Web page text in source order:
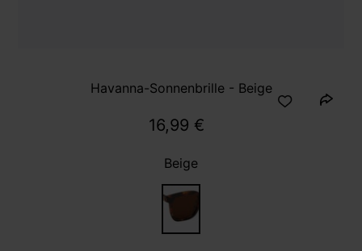
Havanna-Sonnenbrille - Beige
16,99 €
Beige